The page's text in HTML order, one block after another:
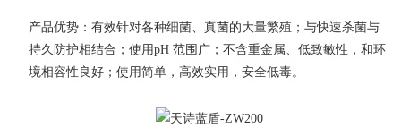
产品优势：有效针对各种细菌、真菌的大量繁殖；与快速杀菌与
持久防护相结合；使用pH 范围广；不含重金属、低致敏性，和环
境相容性良好；使用简单，高效实用，安全低毒。